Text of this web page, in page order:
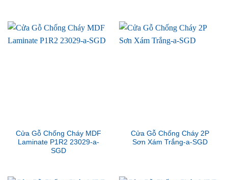
Cửa Gỗ Chống Cháy MDF
Laminate P1R2 23029-a-
SGD
Cửa Gỗ Chống Cháy 2P
Sơn Xám Trắng-a-SGD